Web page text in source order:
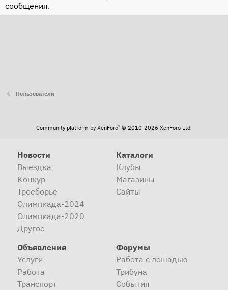
сообщения.
Пользователи
Community platform by XenForo® © 2010-2026 XenForo Ltd.
Новости
Выездка
Конкур
Троеборье
Олимпиада-2024
Олимпиада-2020
Другое
Каталоги
Клубы
Магазины
Сайты
Объявления
Услуги
Работа
Транспорт
Форумы
Работа с лошадью
Трибуна
События